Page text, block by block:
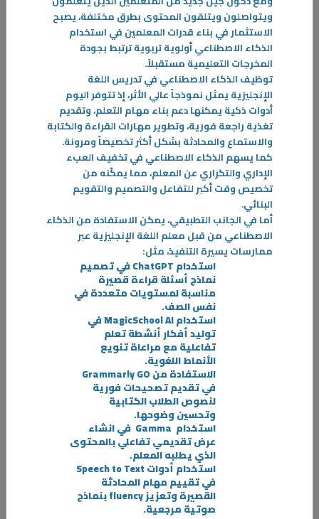
د. محمد السعيد: نوبات الهلع مؤقتة ولا تعني وجود خطر حقيقي رغم شدة
في ظل ما يشهده العالم من أزمات متسارعة وضغوط نفسية متزايدة، تبرز
نوبات الهلع كواحدة من أكثر الاستجابات الإنسانية شيوعا في مواجهة الخوف
وعدم اليقين
لبلدان العالم سمات روحية ومادية وعاطفية تجمع أفراد مجتمع كل بلد،
فتضفي عليه ملامح خاصة، هذه الملامح الخاصة بالإضافة لنتاج أفراده الفني
والأدبي وأساليب حياتهم هو ما يعرف بثقافة المجتمع
ويتواصلون ويتلقون المحتوى بطرق مختلفة، يصبح
الاستثمار في بناء قدرات المعلمين في استخدام
الذكاء الاصطناعي أولوية تربوية ترتبط بجودة
المخرجات التعليمية مستقبلاً.
توظيف الذكاء الاصطناعي في تدريس اللغة
الإنجليزية يمثل نموذجاً عالي الأثر، إذ تتوفر اليوم
أدوات ذكية يمكنها دعم بناء مهام التعلم، وتقديم
تغذية راجعة فورية، وتطوير مهارات القراءة والكتابة
والاستماع والمحادثة بشكل أكثر تخصيصاً ومرونة.
كما يسهم الذكاء الاصطناعي في تخفيف العبء
الإداري والتكراري عن المعلم، مما يمكّنه من
تخصيص وقت أكبر للتفاعل والتصميم والتقويم
البنائي.
أما في الجانب التطبيقي، يمكن الاستفادة من الذكاء
الاصطناعي من قبل معلم اللغة الإنجليزية عبر
ممارسات يسيرة التنفيذ، مثل:
استخدام
في تصميم
نماذج أسئلة قراءة قصيرة
مناسبة لمستويات متعددة في
نفس الصف.
استخدام في
توليد أفكار أنشطة تعلم
تفاعلية مع مراعاة تنويع
الأنماط اللغوية.
الاستفادة من
في تقديم تصحيحات فورية
لنصوص الطلاب الكتابية
وتحسين وضوحها.
استخدام Gamma في انشاء
عرض تقديمي تفاعلي بالمحتوى
الذي يطلبه المعلم.
استخدام أدوات
في تقييم مهام المحادثة
القصيرة وتعزيز بنماذج
صوتية مرجعية.